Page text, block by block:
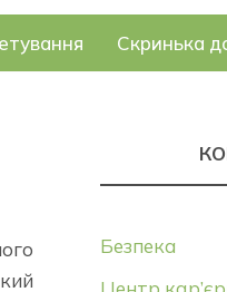
Скринька
Безпека